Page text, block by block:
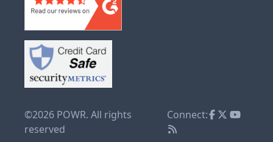
©2026 POWR. All rights
reserved
Connect: